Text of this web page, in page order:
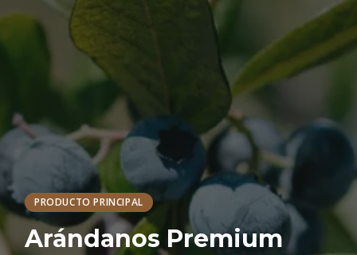
PRODUCTO PRINCIPAL
Arándanos Premium